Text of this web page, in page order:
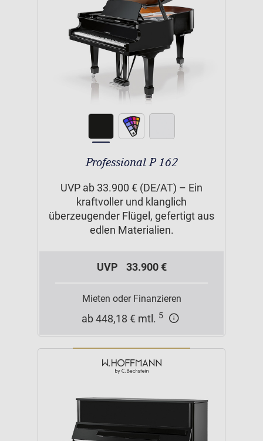
Professional P 162
UVP ab 33.900 € (DE/AT) – Ein
kraftvoller und klanglich
überzeugender Flügel, gefertigt aus
edlen Materialien.
UVP 33.900 €
Mieten oder Finanzieren
ab 448,18 € mtl. 5